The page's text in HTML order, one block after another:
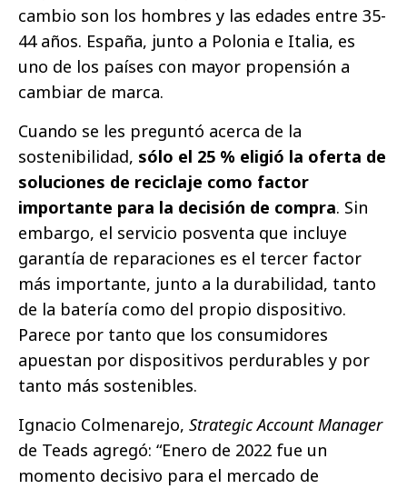
cambio son los hombres y las edades entre 35-
44 años. España, junto a Polonia e Italia, es
uno de los países con mayor propensión a
cambiar de marca.
Cuando se les preguntó acerca de la
sostenibilidad, sólo el 25 % eligió la oferta de
soluciones de reciclaje como factor
importante para la decisión de compra. Sin
embargo, el servicio posventa que incluye
garantía de reparaciones es el tercer factor
más importante, junto a la durabilidad, tanto
de la batería como del propio dispositivo.
Parece por tanto que los consumidores
apuestan por dispositivos perdurables y por
tanto más sostenibles.
Ignacio Colmenarejo, Strategic Account Manager
de Teads agregó: “Enero de 2022 fue un
momento decisivo para el mercado de